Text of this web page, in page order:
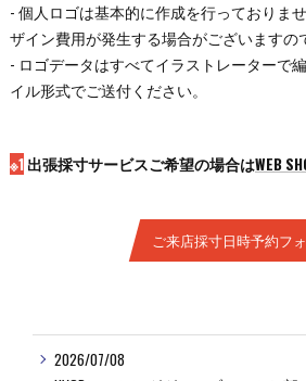
- 個人ロゴは基本的に作成を行っておりま
ザイン費用が発生する場合がございますの
- ロゴデータはすべてイラストレーターで
イル形式でご送付ください。
※1出張採寸サービスご希望の場合はWEB
ご来店採寸日時予約フ
2026/07/08